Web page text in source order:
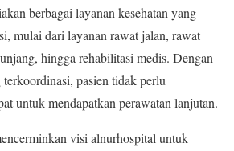
berbagai layanan kesehatan yang
mulai dari layanan rawat jalan, rawat
hingga rehabilitasi medis. Dengan
pasien tidak perlu
untuk mendapatkan perawatan lanjutan.
visi alnurhospital untuk